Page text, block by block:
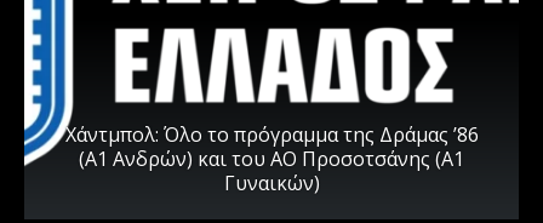
Χάντμπολ: Όλο το πρόγραμμα της Δράμας ’86
(Α1 Ανδρών) και του ΑΟ Προσοτσάνης (Α1
Γυναικών)